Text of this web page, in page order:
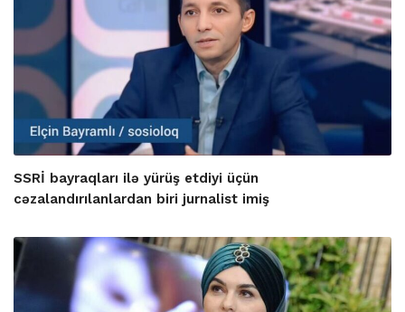
SSRİ bayraqları ilə yürüş etdiyi üçün
cəzalandırılanlardan biri jurnalist imiş